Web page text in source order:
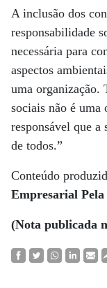
A inclusão dos
responsabilidade
necessária para
aspectos
uma organização.
sociais não é uma
responsável que a
de todos.”
Conteúdo
Empresarial
(Nota publicada